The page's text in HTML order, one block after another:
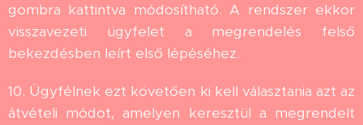
gombra kattintva módosítható. A rendszer ekkor
visszavezeti ügyfelet a megrendelés felső
bekezdésben leírt első lépéséhez.
10. Ügyfélnek ezt követően ki kell választania azt az
átvételi módot, amelyen keresztül a megrendelt